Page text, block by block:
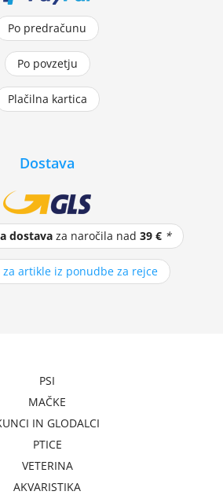
Po predračunu
Po povzetju
Plačilna kartica
Dostava
dostava za naročila nad39 € *
artikle iz ponudbe za rejce
PSI
MAČKE
IN GLODALCI
PTICE
VETERINA
AKVARISTIKA